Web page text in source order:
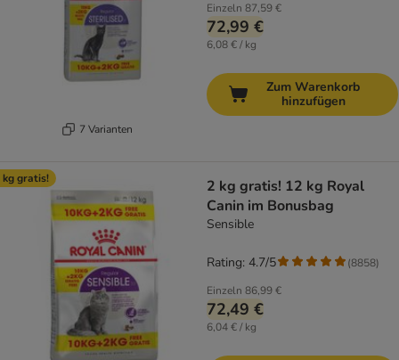
7 Varianten
Einzeln 87,59 €
72,99 €
6,08 € / kg
Zum Warenkorb
hinzufügen
kg gratis!
2 kg gratis! 12 kg Royal
Canin im Bonusbag
Sensible
Einzeln 86,99 €
72,49 €
6,04 € / kg
Rating: 4.7/5 (8858)